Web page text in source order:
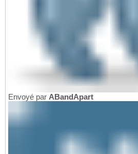
Envoyé par ABandApart